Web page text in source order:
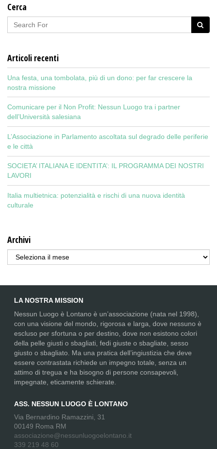
Cerca
Articoli recenti
Una festa, una tombolata, più di un dono: per far crescere la
nostra missione
Comunicare per il Non Profit: Nessun Luogo tra i partner
dell’Università salesiana
L’Associazione in Parlamento ascoltata sul degrado delle periferie
e le città
SOCIETA’ ITALIANA E IDENTITA’: IL PROGRAMMA DEI NOSTRI
LAVORI
Italia multietnica: potenzialità e rischi di una nuova identità
culturale
Archivi
Archivi
LA NOSTRA MISSION
Nessun Luogo è Lontano è un’associazione (nata nel 1998),
con una visione del mondo, rigorosa e larga, dove nessuno è
escluso per sfortuna o per destino, dove non esistono colori
della pelle giusti o sbagliati, fedi giuste o sbagliate, sesso
giusto o sbagliato. Ma una pratica dell’ingiustizia che deve
essere contrastata richiede un impegno totale, senza un
attimo di tregua e ha bisogno di persone consapevoli,
impegnate, eticamente schierate.
ASS. NESSUN LUOGO È LONTANO
Via Bernardino Ramazzini, 31
00149 Roma RM
associazione@nessunluogoelontano.it
339 219 48 60